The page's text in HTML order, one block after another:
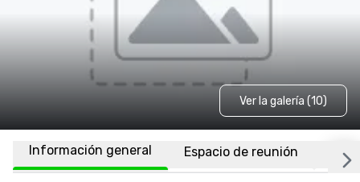
Ver la galería (10)
Información general Espacio de reunión